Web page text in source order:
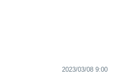
2023/03/08 9:00